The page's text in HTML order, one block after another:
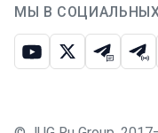
МЫ В
ЮтубИкс